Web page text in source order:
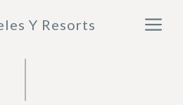
Y Resorts